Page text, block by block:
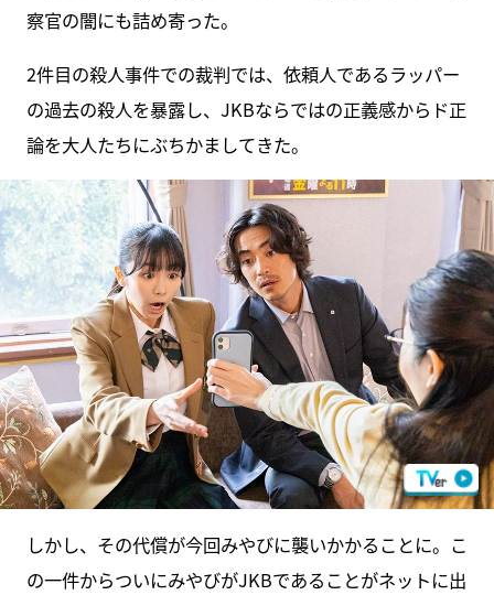
察官の闇にも詰め寄った。
2件目の殺人事件での裁判では、依頼人であるラッパー
の過去の殺人を暴露し、JKBならではの正義感からド正
論を大人たちにぶちかましてきた。
しかし、その代償が今回みやびに襲いかかることに。こ
の一件からついにみやびがJKBであることがネットに出